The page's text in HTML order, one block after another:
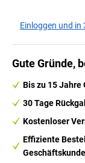
Einloggen und in
Gute Gründe,
Bis zu 15 Jahre
30 Tage
Kostenloser
Effiziente